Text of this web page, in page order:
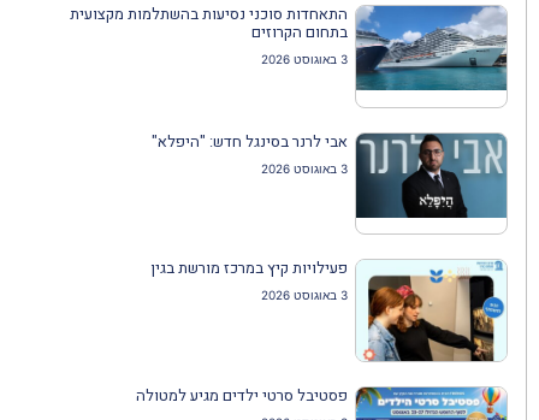
התאחדות סוכני נסיעות בהשתלמות מקצועית
בתחום הקרוזים
3 באוגוסט 2026
אבי לרנר בסינגל חדש: "היפלא"
3 באוגוסט 2026
פעילויות קיץ במרכז מורשת בגין
3 באוגוסט 2026
פסטיבל סרטי ילדים מגיע למטולה